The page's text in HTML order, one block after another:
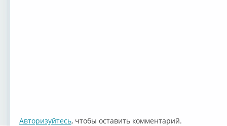
Авторизуйтесь, чтобы оставить комментарий.